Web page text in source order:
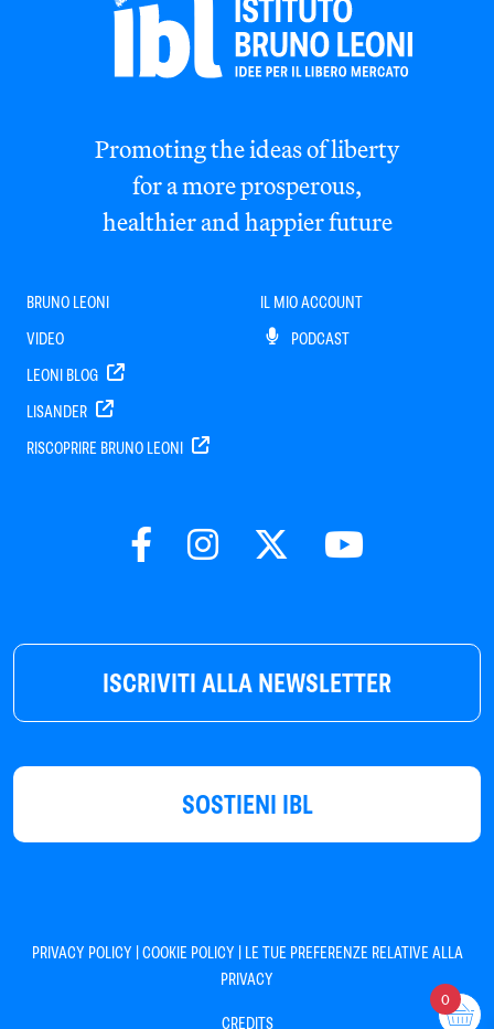
ISCRIVITI ALLA NEWSLETTER
SOSTIENI IBL
Promoting the ideas of liberty
for a more prosperous,
healthier and happier future
BRUNO LEONI
VIDEO
LEONI BLOG
LISANDER
RISCOPRIRE BRUNO LEONI
IL MIO ACCOUNT
PODCAST
PRIVACY POLICY |COOKIE POLICY | LE TUE PREFERENZE RELATIVE ALLA
PRIVACY
CREDITS
0